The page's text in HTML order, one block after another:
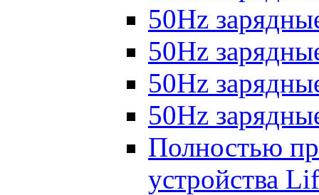
50Hz
50Hz
50Hz
50Hz
Полностью
устройства